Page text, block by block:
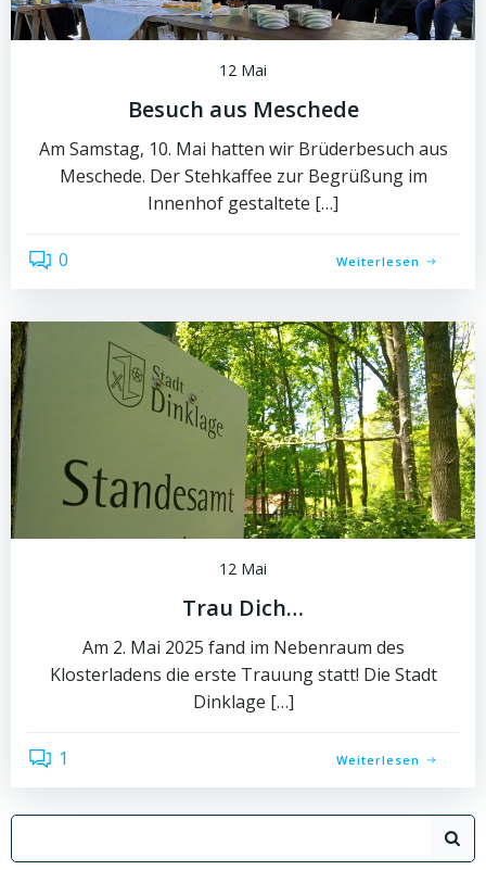
12 Mai
Besuch aus Meschede
Am Samstag, 10. Mai hatten wir Brüderbesuch aus
Meschede. Der Stehkaffee zur Begrüßung im
Innenhof gestaltete […]
0 Weiterlesen
12 Mai
Trau Dich…
Am 2. Mai 2025 fand im Nebenraum des
Klosterladens die erste Trauung statt! Die Stadt
Dinklage […]
1 Weiterlesen
for: